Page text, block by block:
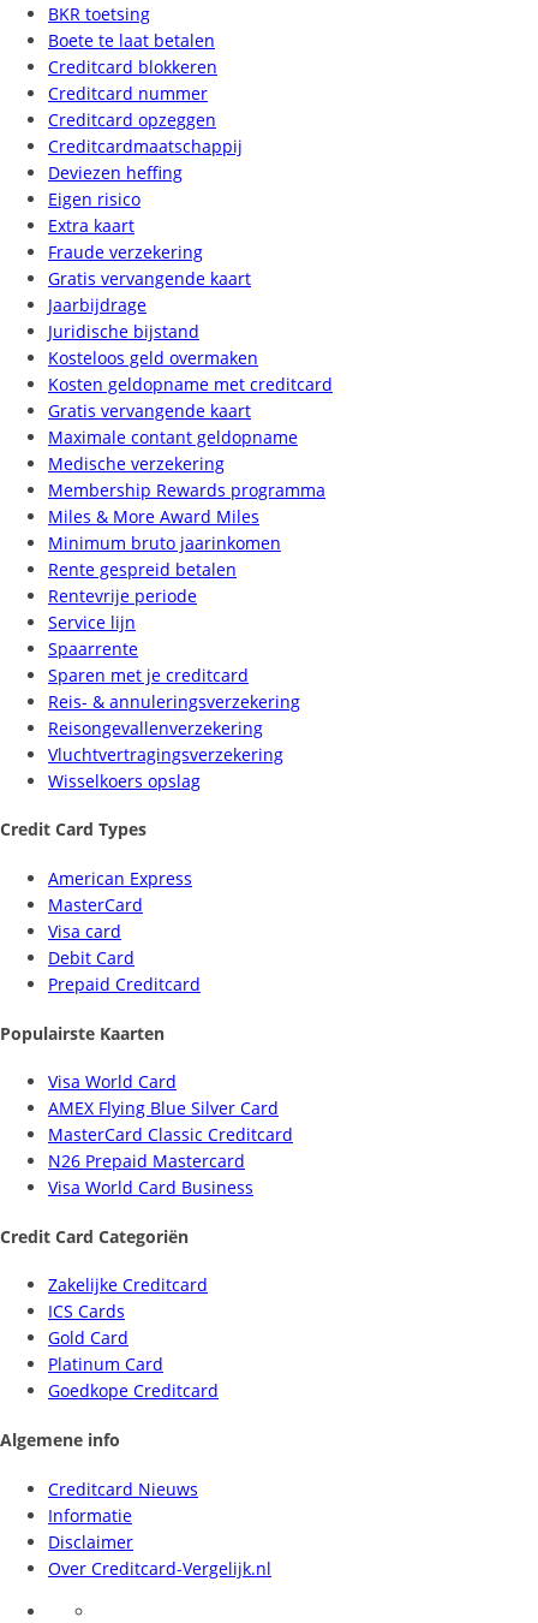
BKR toetsing
Boete te laat betalen
Creditcard blokkeren
Creditcard nummer
Creditcard opzeggen
Creditcardmaatschappij
Deviezen heffing
Eigen risico
Extra kaart
Fraude verzekering
Gratis vervangende kaart
Jaarbijdrage
Juridische bijstand
Kosteloos geld overmaken
Kosten geldopname met creditcard
Gratis vervangende kaart
Maximale contant geldopname
Medische verzekering
Membership Rewards programma
Miles & More Award Miles
Minimum bruto jaarinkomen
Rente gespreid betalen
Rentevrije periode
Service lijn
Spaarrente
Sparen met je creditcard
Reis- & annuleringsverzekering
Reisongevallenverzekering
Vluchtvertragingsverzekering
Wisselkoers opslag
Credit Card Types
American Express
MasterCard
Visa card
Debit Card
Prepaid Creditcard
Populairste Kaarten
Visa World Card
AMEX Flying Blue Silver Card
MasterCard Classic Creditcard
N26 Prepaid Mastercard
Visa World Card Business
Credit Card Categoriën
Zakelijke Creditcard
ICS Cards
Gold Card
Platinum Card
Goedkope Creditcard
Algemene info
Creditcard Nieuws
Informatie
Disclaimer
Over Creditcard-Vergelijk.nl